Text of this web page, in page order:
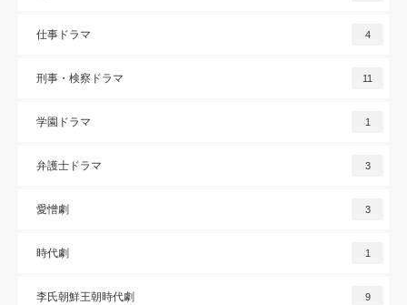
仕事ドラマ 4
刑事・検察ドラマ 11
学園ドラマ 1
弁護士ドラマ 3
愛憎劇 3
時代劇 1
李氏朝鮮王朝時代劇 9